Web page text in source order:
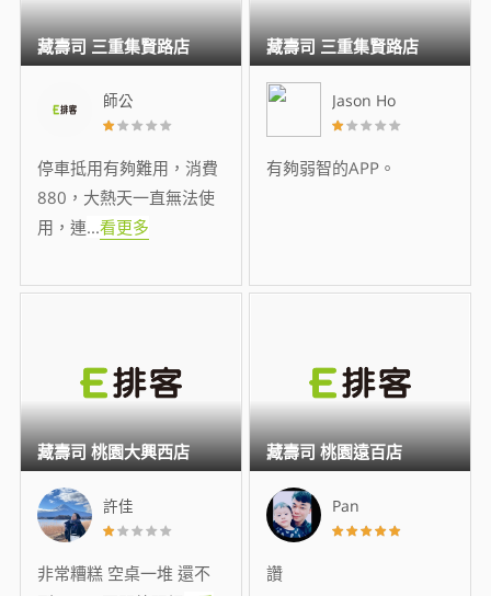
師公
停車抵用有夠難用，消費
880，大熱天一直無法使
用，連...看更多
藏壽司 三重集賢路店
Jason Ho
有夠弱智的APP。
藏壽司 三重集賢路店
許佳
非常糟糕 空桌一堆 還不
藏壽司 桃園大興西店
Pan
讚
藏壽司 桃園遠百店